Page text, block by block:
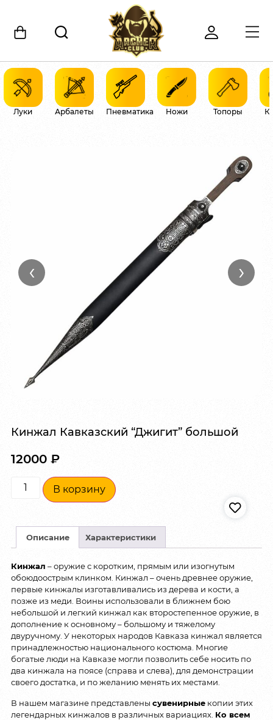
Луки Арбалеты Пневматика Ножи Топоры
‹ ›
Кинжал Кавказский “Джигит” большой
12000 ₽
В корзину
Описание Характеристики
Кинжал – оружие с коротким, прямым или изогнутым
обоюдоострым клинком. Кинжал – очень древнее оружие,
первые кинжалы изготавливались из дерева и кости, а
позже из меди. Воины использовали в ближнем бою
небольшой и легкий кинжал как второстепенное оружие, в
дополнение к основному – большому и тяжелому
двуручному. У некоторых народов Кавказа кинжал является
принадлежностью национального костюма. Многие
богатые люди на Кавказе могли позволить себе носить по
два кинжала на поясе (справа и слева), для демонстрации
своего достатка, и по желанию менять их местами.
В нашем магазине представлены сувенирные копии этих
легендарных кинжалов в различных вариациях. Ко всем